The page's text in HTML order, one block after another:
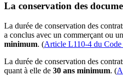
La conservation des
La durée de conservation des
a conclus avec un commerçant ou
minimum. (Article L110-4 du Code
La durée de conservation des
quant à elle de 30 ans minimum. (